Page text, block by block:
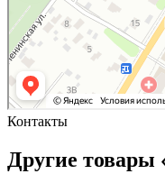
Контакты
Другие